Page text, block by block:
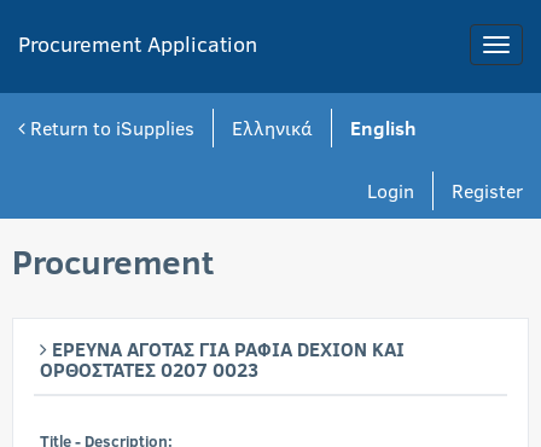
Toggle
Procurement Application
Return to iSupplies Ελληνικά English
Register
Login
Procurement
ΕΡΕΥΝΑ ΑΓΟΤΑΣ ΓΙΑ ΡΑΦΙΑ DEXION ΚΑΙ
ΟΡΘΟΣΤΑΤΕΣ 0207 0023
Title - Description: